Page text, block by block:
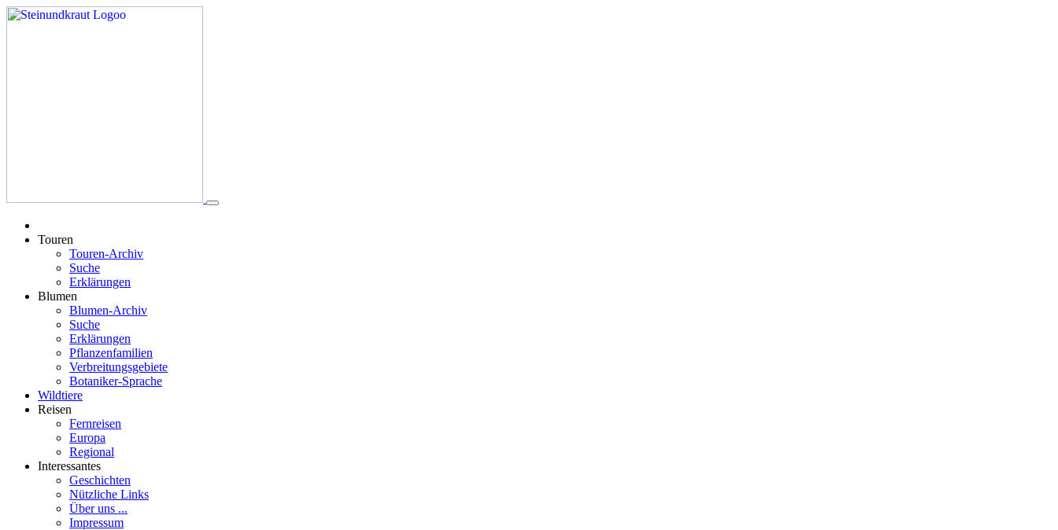
Touren
Touren-Archiv
Suche
Erklärungen
Blumen
Blumen-Archiv
Suche
Erklärungen
Pflanzenfamilien
Verbreitungsgebiete
Botaniker-Sprache
Wildtiere
Reisen
Fernreisen
Europa
Regional
Interessantes
Geschichten
Nützliche Links
Über uns ...
Impressum